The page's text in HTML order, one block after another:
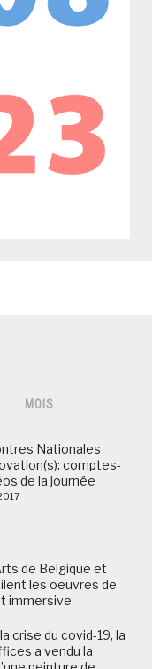
MOIS
Nationales
comptes-
de la journée
de Belgique et
les oeuvres de
immersive
crise du covid-19, la
a vendu la